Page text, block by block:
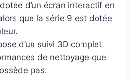
d’un écran interactif en
que la série 9 est dotée
d’un suivi 3D complet
de nettoyage que
pas.